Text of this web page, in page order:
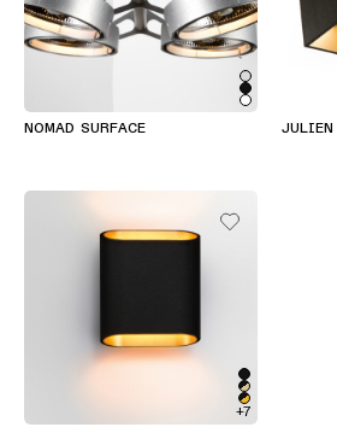
NOMAD SURFACE JULIEN
+7